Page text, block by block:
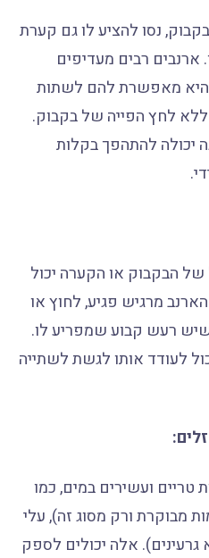
נסו להציע לו גם קערת
ארנבים רבים מעדיפים
מאפשרת להם לשתות
ללא לחץ הפייה של בקבוק.
יכולה להתהפך בקלות
הבקבוק או הקערה יכול
מרגיש פגיע, לחוץ או
רעש קבוע שמפריע לו.
לעודד אותו לגשת לשתייה
ועשירים במים, כמו
מבוקרת ורק מסוג זה), עלי
אלה יכולים לספק